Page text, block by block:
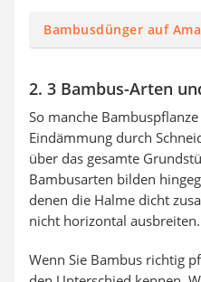
Bambusdünger auf
2. 3 Bambus-Arten
So manche
Eindämmung durch
über das gesamte
Bambusarten bilden
denen die Halme dicht
nicht horizontal ausbreiten.
Wenn Sie Bambus richtig